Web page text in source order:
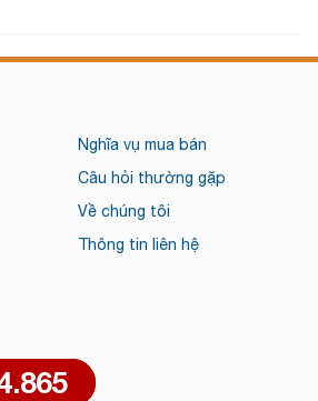
Nghĩa vụ mua bán
Câu hỏi thường gặp
Về chúng tôi
Thông tin liên hệ